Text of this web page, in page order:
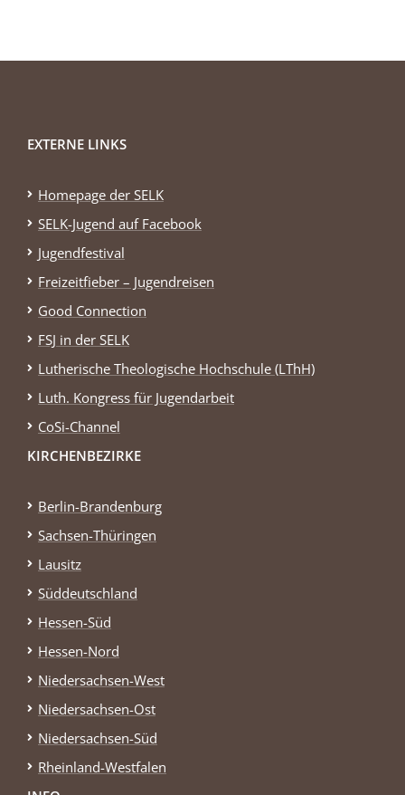
EXTERNE LINKS
Homepage der SELK
SELK-Jugend auf Facebook
Jugendfestival
Freizeitfieber – Jugendreisen
Good Connection
FSJ in der SELK
Lutherische Theologische Hochschule (LThH)
Luth. Kongress für Jugendarbeit
CoSi-Channel
KIRCHENBEZIRKE
Berlin-Brandenburg
Sachsen-Thüringen
Lausitz
Süddeutschland
Hessen-Süd
Hessen-Nord
Niedersachsen-West
Niedersachsen-Ost
Niedersachsen-Süd
Rheinland-Westfalen